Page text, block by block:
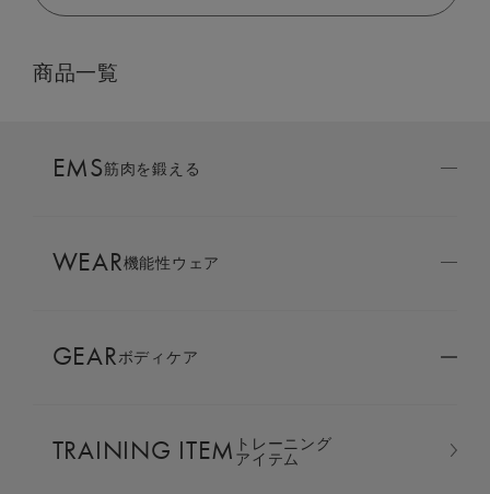
LIVE SHOPPING
AMBASSADOR
SIXPAD APP
COLUMN
LARGE ORDER ⼤⼝注⽂窓⼝
商品一覧
EMS筋肉を鍛える
WEAR機能性ウェア
GEARボディケア
TRAINING ITEM トレーニング
アイテム